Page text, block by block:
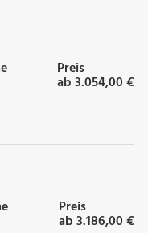
Preis
ab 3.054,00 €
Preis
ab 3.186,00 €